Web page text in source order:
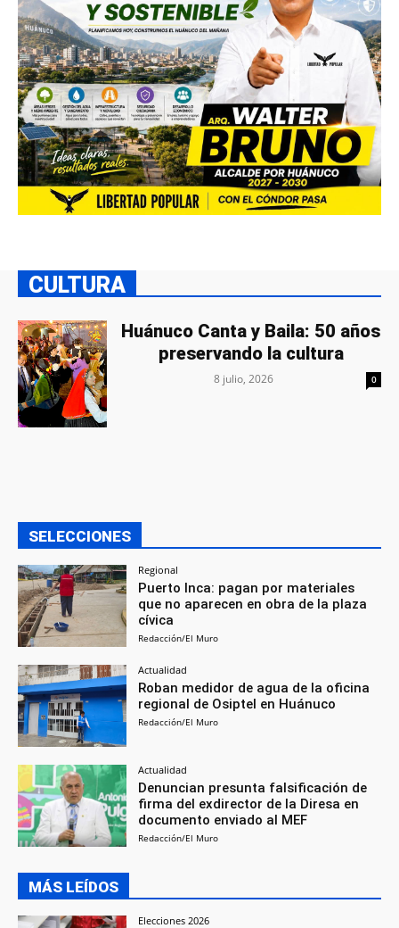
CULTURA
Huánuco Canta y Baila: 50 años
preservando la cultura
8 julio, 2026 0
SELECCIONES
Regional
Puerto Inca: pagan por materiales
que no aparecen en obra de la plaza
cívica
Redacción/El Muro
Actualidad
Roban medidor de agua de la oficina
regional de Osiptel en Huánuco
Redacción/El Muro
Actualidad
Denuncian presunta falsificación de
firma del exdirector de la Diresa en
documento enviado al MEF
Redacción/El Muro
MÁS LEÍDOS
Elecciones 2026